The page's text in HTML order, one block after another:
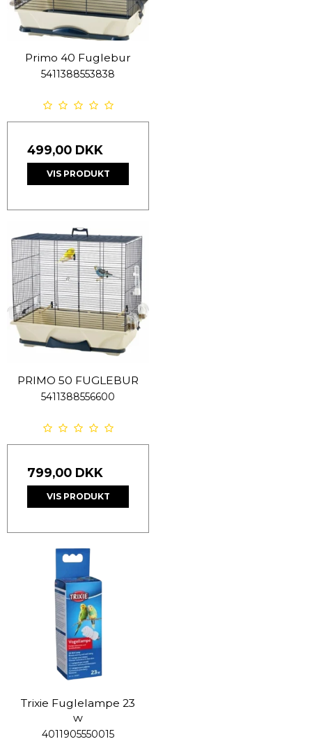
Primo 40 Fuglebur
5411388553838
499,00 DKK
VIS PRODUKT
PRIMO 50 FUGLEBUR
5411388556600
799,00 DKK
VIS PRODUKT
Trixie Fuglelampe 23
w
4011905550015